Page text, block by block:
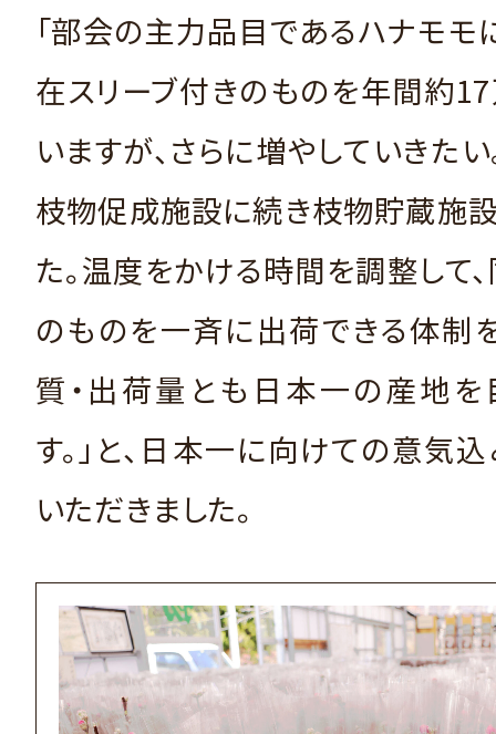
「部会の主力品目であるハナモモ
在スリーブ付きのものを年間約
いますが、さらに増やしていきたい
枝物促成施設に続き枝物貯蔵施
た。温度をかける時間を調整して
のものを一斉に出荷できる体制
質・出荷量とも日本一の産地を
す。」と、日本一に向けての意気
いただきました。